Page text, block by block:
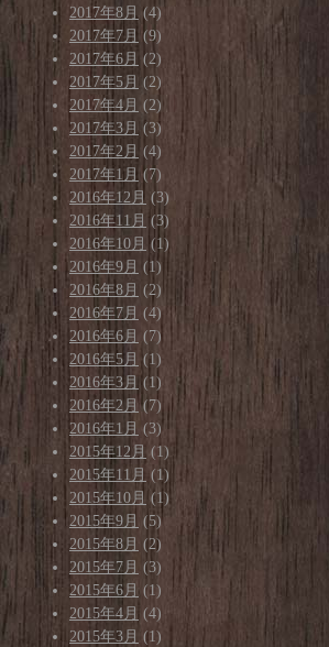
2017年8月 (4)
2017年7月 (9)
2017年6月 (2)
2017年5月 (2)
2017年4月 (2)
2017年3月 (3)
2017年2月 (4)
2017年1月 (7)
2016年12月 (3)
2016年11月 (3)
2016年10月 (1)
2016年9月 (1)
2016年8月 (2)
2016年7月 (4)
2016年6月 (7)
2016年5月 (1)
2016年3月 (1)
2016年2月 (7)
2016年1月 (3)
2015年12月 (1)
2015年11月 (1)
2015年10月 (1)
2015年9月 (5)
2015年8月 (2)
2015年7月 (3)
2015年6月 (1)
2015年4月 (4)
2015年3月 (1)